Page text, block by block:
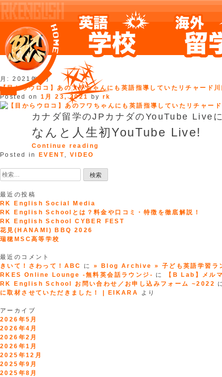
Skip
to
content
月:2021年1月
【目からウロコ】あのフワちゃんにも英語指導していたリチャード
Posted on 1月 23, 2021 byrk
カナダ留学のJPカナダのYouTube Live
なんと人生初YouTube Live!
Continue reading
ウ
ロ
の
フ
も
英
語
指
Posted in EVENT, VIDEO
検
索:
最近の投稿
RK English Social Media
RK English Schoolとは？料金や口コミ・特徴を徹底解説！
RK English School CYBER FEST
花見(HANAMI) BBQ 2026
瑞穂MSC高等学校
最近のコメント
きいて！さわって！ABC
に» Blog Archive » 子ども英語学習ラ
RKES Online Lounge -無料英会話ラウンジ- に
【B Lab】メ
RK English School お問い合わせ／お申し込みフォーム ~2022
に取材させていただきました！ | EIKARA
より
アーカイブ
2026年5月
2026年4月
2026年2月
2026年1月
2025年12月
2025年9月
2025年8月